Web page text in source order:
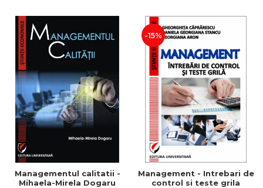
ULTIMELE EXEMPLARE
Managementul calitatii -
Mihaela-Mirela Dogaru
-15%
Management - Intrebari de
control si teste grila